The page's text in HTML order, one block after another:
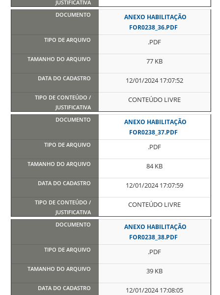
ANEXO HABILITAÇÃO
FOR0238_36.PDF
.PDF
77 KB
12/01/2024 17:07:52
CONTEÚDO LIVRE
ANEXO HABILITAÇÃO
FOR0238_37.PDF
.PDF
84 KB
12/01/2024 17:07:59
CONTEÚDO LIVRE
ANEXO HABILITAÇÃO
FOR0238_38.PDF
.PDF
39 KB
12/01/2024 17:08:05